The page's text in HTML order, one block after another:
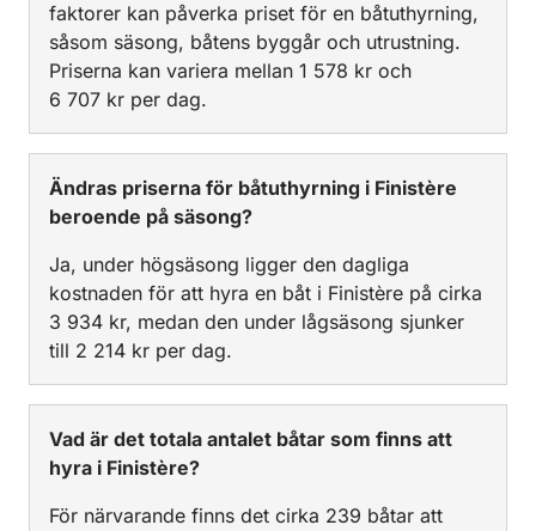
faktorer kan påverka priset för en båtuthyrning,
såsom säsong, båtens byggår och utrustning.
Priserna kan variera mellan 1 578 kr och
6 707 kr per dag.
Ändras priserna för båtuthyrning i Finistère
beroende på säsong?
Ja, under högsäsong ligger den dagliga
kostnaden för att hyra en båt i Finistère på cirka
3 934 kr, medan den under lågsäsong sjunker
till 2 214 kr per dag.
Vad är det totala antalet båtar som finns att
hyra i Finistère?
För närvarande finns det cirka 239 båtar att